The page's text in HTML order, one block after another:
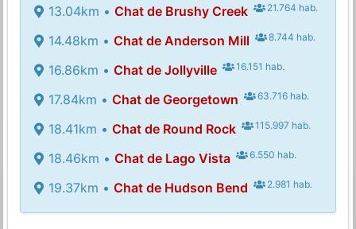
13.04km • Chat de Brushy Creek 21.764 hab.
14.48km • Chat de Anderson Mill 8.744 hab.
16.86km • Chat de Jollyville 16.151 hab.
17.84km • Chat de Georgetown 63.716 hab.
18.41km • Chat de Round Rock 115.997 hab.
18.46km • Chat de Lago Vista 6.550 hab.
19.37km • Chat de Hudson Bend 2.981 hab.